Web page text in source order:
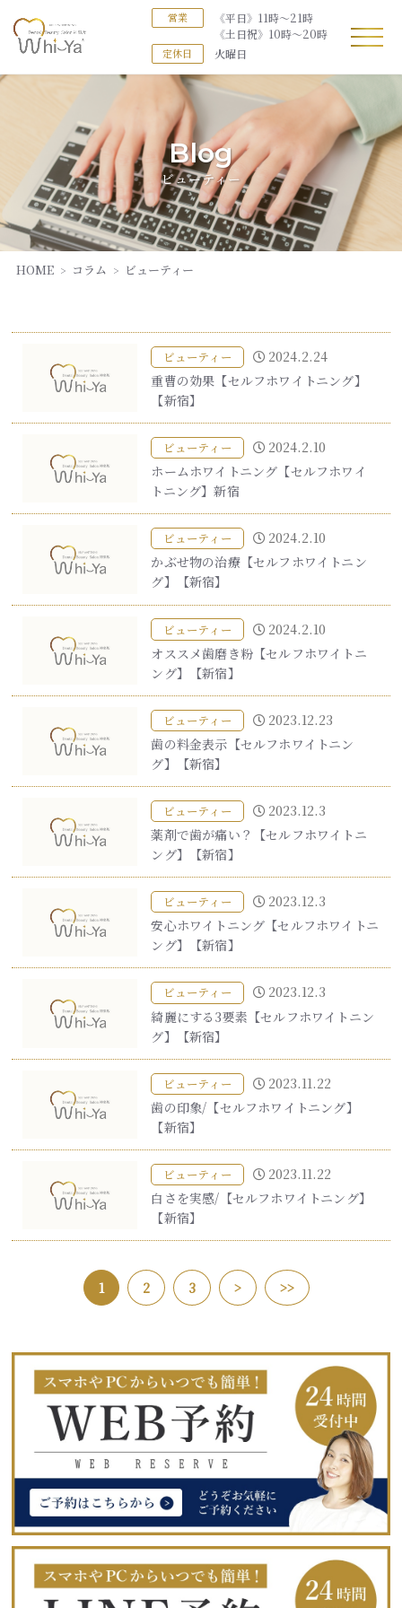
営業
《平日》11時～21時
《土日祝》10時～20時
定休日 火曜日
Blog
ビューティー
HOME コラム ビューティー
ビューティー
2024.2.24
重曹の効果【セルフホワイトニング】
【新宿】
ビューティー
2024.2.10
ホームホワイトニング【セルフホワイ
トニング】新宿
ビューティー
2024.2.10
かぶせ物の治療【セルフホワイトニン
グ】【新宿】
ビューティー
2024.2.10
オススメ歯磨き粉【セルフホワイトニ
ング】【新宿】
ビューティー
2023.12.23
歯の料金表示【セルフホワイトニン
グ】【新宿】
ビューティー
2023.12.3
薬剤で歯が痛い？【セルフホワイトニ
ング】【新宿】
ビューティー
2023.12.3
安心ホワイトニング【セルフホワイトニ
ング】【新宿】
ビューティー
2023.12.3
綺麗にする3要素【セルフホワイトニン
グ】【新宿】
ビューティー
2023.11.22
歯の印象/【セルフホワイトニング】
【新宿】
ビューティー
2023.11.22
白さを実感/【セルフホワイトニング】
【新宿】
1 2 3 > >>